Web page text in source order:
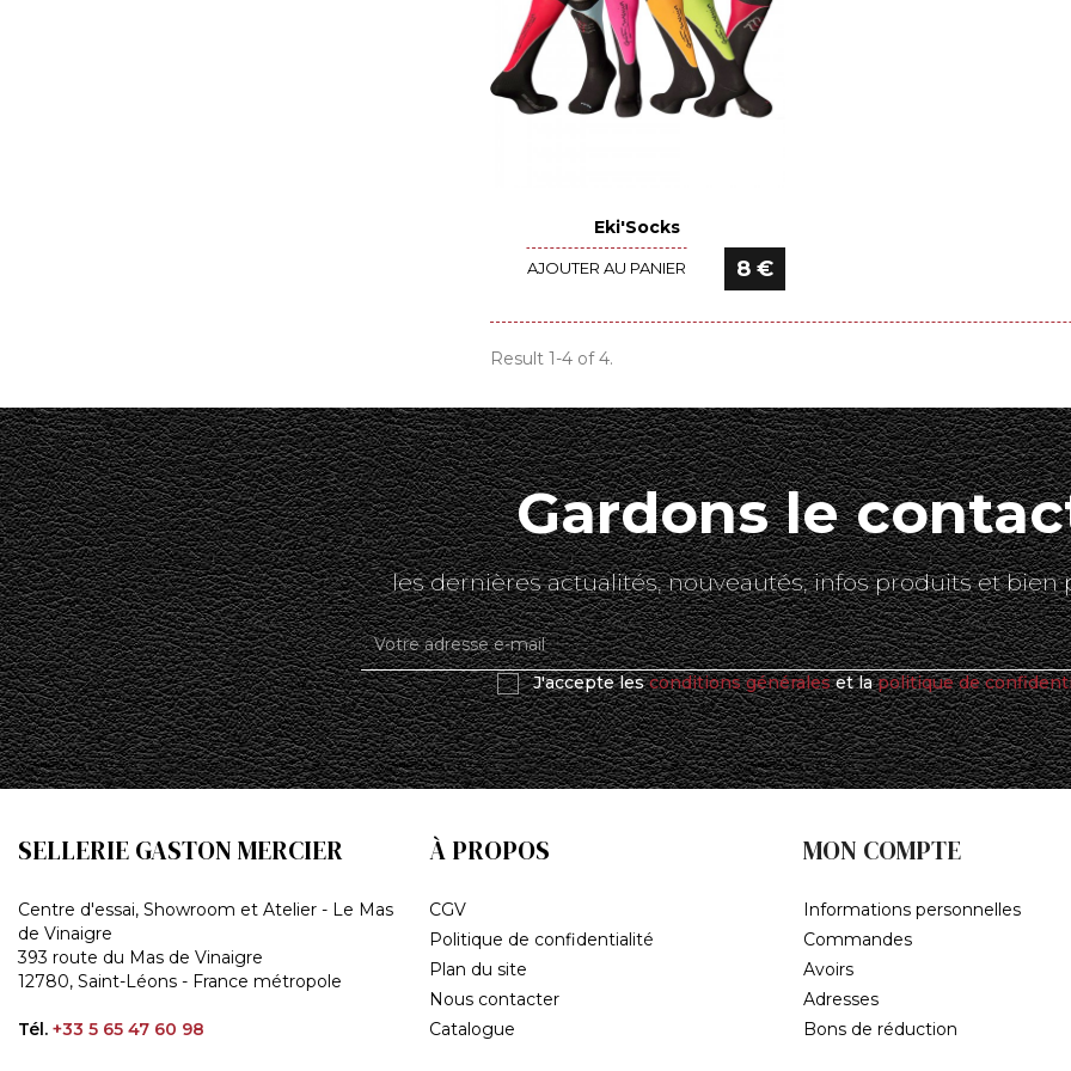
Voir le détail
Eki'Socks
AJOUTER AU PANIER 8 €
Result 1-4 of 4.
Gardons le
les dernières actualités, nouveautés, infos produits et bien
J'accepte lesconditions généraleset lapolitique de
SELLERIE GASTON MERCIER
Centre d'essai, Showroom et Atelier - Le Mas
de Vinaigre
393 route du Mas de Vinaigre
12780, Saint-Léons - France métropole
Tél. +33 5 65 47 60 98
À PROPOS
CGV
Politique de confidentialité
Plan du site
Nous contacter
Catalogue
MON COMPTE
Informations personnelles
Commandes
Avoirs
Adresses
Bons de réduction